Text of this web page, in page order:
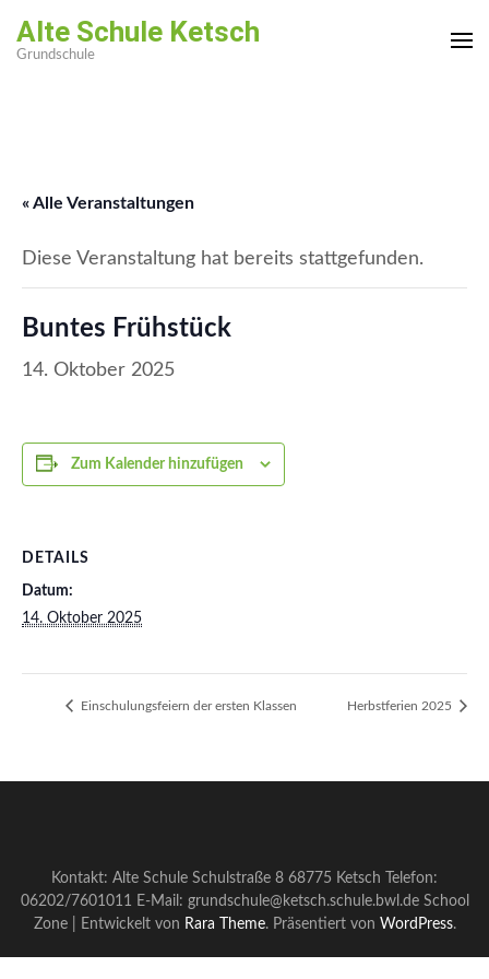
Inhalt
Alte Schule Ketsch
Grundschule
« Alle Veranstaltungen
Diese Veranstaltung hat bereits stattgefunden.
Buntes Frühstück
14. Oktober 2025
Zum Kalender hinzufügen
DETAILS
Datum:
14. Oktober 2025
Einschulungsfeiern der ersten Klassen Herbstferien 2025
Kontakt: Alte Schule Schulstraße 8 68775 Ketsch Telefon:
06202/7601011 E-Mail: grundschule@ketsch.schule.bwl.de School
Zone | Entwickelt von Rara Theme. Präsentiert von WordPress.